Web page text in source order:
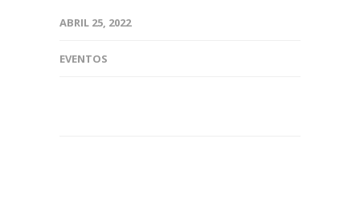
ABRIL 25, 2022
EVENTOS